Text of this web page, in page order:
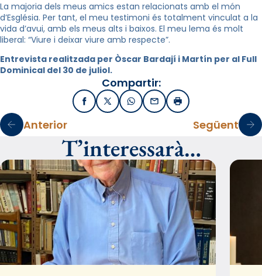
La majoria dels meus amics estan relacionats amb el món
d’Església. Per tant, el meu testimoni és totalment vinculat a la
vida d’avui, amb els meus alts i baixos. El meu lema és molt
liberal: “Viure i deixar viure amb respecte”.
Entrevista realitzada per Òscar Bardají i Martín per al Full
Dominical del 30 de juliol.
Compartir:
FacebookX / TwitterWhatsApp
EmailImprimir
Anterior Següent
T’interessarà…